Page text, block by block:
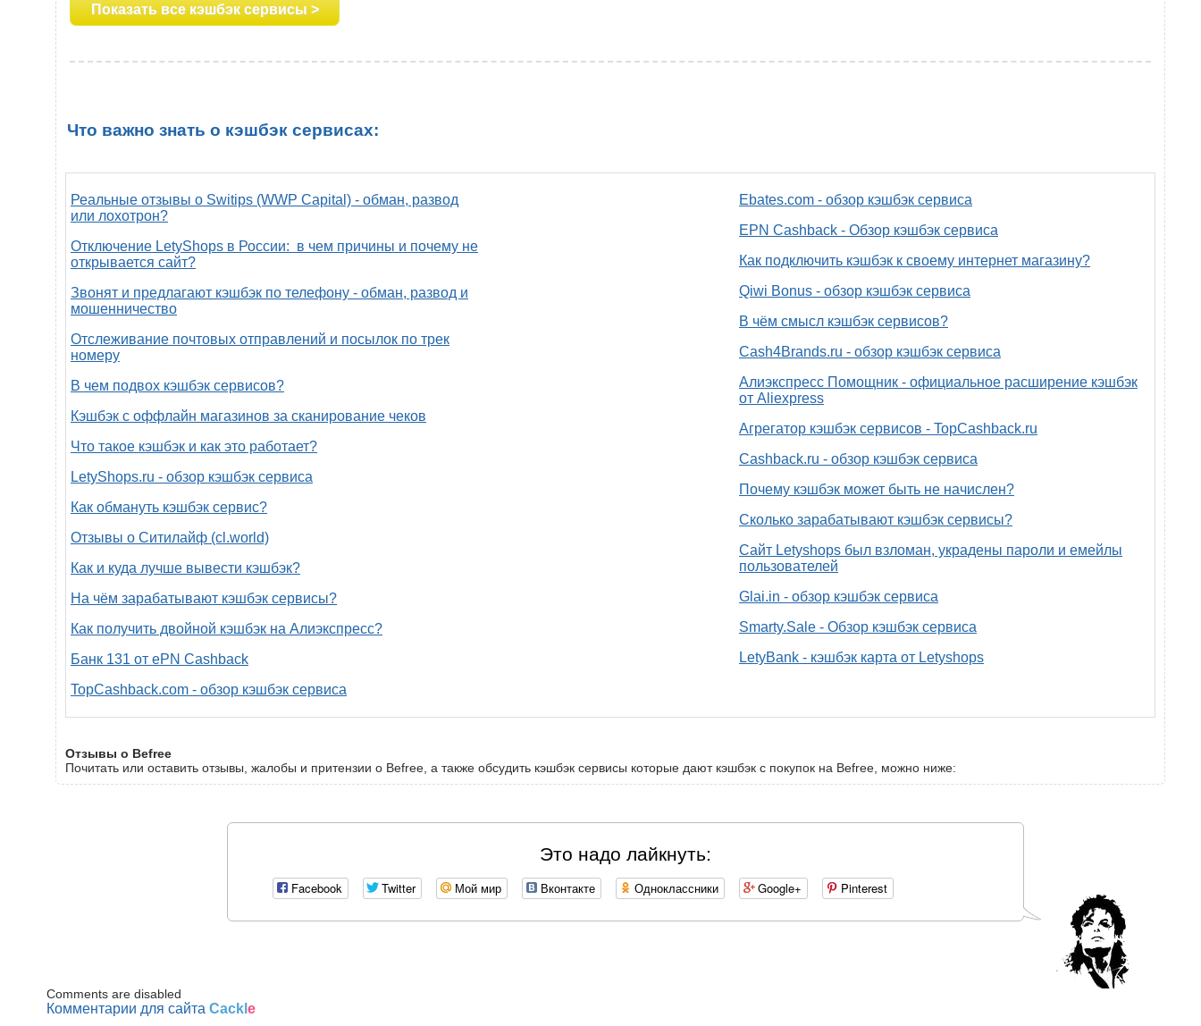
Показать все кэшбэк сервисы >
Что важно знать о кэшбэк сервисах:
Реальные отзывы о Switips (WWP Capital) - обман, развод
или лохотрон?
Отключение LetyShops в России: в чем причины и почему не
открывается сайт?
Звонят и предлагают кэшбэк по телефону - обман, развод и
мошенничество
Отслеживание почтовых отправлений и посылок по трек
номеру
В чем подвох кэшбэк сервисов?
Кэшбэк с оффлайн магазинов за сканирование чеков
Что такое кэшбэк и как это работает?
LetyShops.ru - обзор кэшбэк сервиса
Как обмануть кэшбэк сервис?
Отзывы о Ситилайф (cl.world)
Как и куда лучше вывести кэшбэк?
На чём зарабатывают кэшбэк сервисы?
Как получить двойной кэшбэк на Алиэкспресс?
Банк 131 от ePN Cashback
TopCashback.com - обзор кэшбэк сервиса
Ebates.com - обзор кэшбэк сервиса
EPN Cashback - Обзор кэшбэк сервиса
Как подключить кэшбэк к своему интернет магазину?
Qiwi Bonus - обзор кэшбэк сервиса
В чём смысл кэшбэк сервисов?
Cash4Brands.ru - обзор кэшбэк сервиса
Алиэкспресс Помощник - официальное расширение кэшбэк
от Aliexpress
Агрегатор кэшбэк сервисов - TopCashback.ru
Cashback.ru - обзор кэшбэк сервиса
Почему кэшбэк может быть не начислен?
Сколько зарабатывают кэшбэк сервисы?
Сайт Letyshops был взломан, украдены пароли и емейлы
пользователей
Glai.in - обзор кэшбэк сервиса
Smarty.Sale - Обзор кэшбэк сервиса
LetyBank - кэшбэк карта от Letyshops
Отзывы о Befree
Почитать или оставить отзывы, жалобы и притензии о Befree, а также обсудить кэшбэк сервисы которые дают кэшбэк с покупок на Befree, можно ниже:
Это надо лайкнуть:
Facebook Twitter Мой мир Вконтакте Одноклассники Google+ Pinterest
Comments are disabled
Комментарии для сайта Cackl e